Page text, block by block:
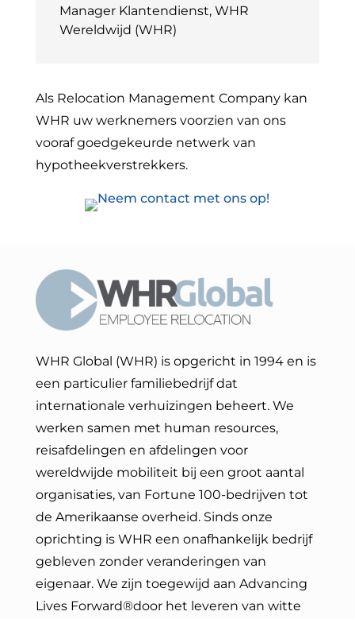
Manager Klantendienst, WHR
Wereldwijd (WHR)
Als Relocation Management Company kan
WHR uw werknemers voorzien van ons
vooraf goedgekeurde netwerk van
hypotheekverstrekkers.
WHR Global (WHR) is opgericht in 1994 en is
een particulier familiebedrijf dat
internationale verhuizingen beheert. We
werken samen met human resources,
reisafdelingen en afdelingen voor
wereldwijde mobiliteit bij een groot aantal
organisaties, van Fortune 100-bedrijven tot
de Amerikaanse overheid. Sinds onze
oprichting is WHR een onafhankelijk bedrijf
gebleven zonder veranderingen van
eigenaar. We zijn toegewijd aan Advancing
Lives Forward®door het leveren van witte